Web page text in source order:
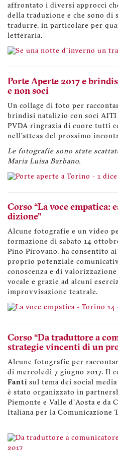
affrontato i diversi approcci
della traduzione e che sono di
tradurre, in particolare per
letteraria.
Porte Aperte 2017 e
e non soci
Un collage di foto per
brindisi natalizio con soci
PVDA ringrazia di cuore tutti
nell'attesa del prossimo
Le fotografie sono state
Maria Luisa Barbano.
Corso “La voce empatica:
dizione"
Alcune fotografie e un video
formazione di sabato 14
Pino Pirovano, ha consentito
proprio potenziale
conoscenza e di
vocale e grazie ad alcuni
improvvisazione teatrale.
Corso “Da traduttore a
strategie vincenti di un
Alcune fotografie per
di mercoledì 7 giugno 2017. Il
Fanti sul tema dei social
è stato organizzato in
Piemonte e Valle d'Aosta e da
Italiana per la Comunicazione